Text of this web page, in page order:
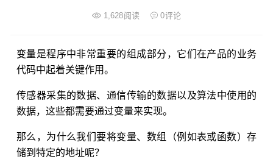
1,628阅读 0评论
变量是程序中非常重要的组成部分，它们在产品的业务
代码中起着关键作用。
传感器采集的数据、通信传输的数据以及算法中使用的
数据，这些都需要通过变量来实现。
那么，为什么我们要将变量、数组（例如表或函数）存
储到特定的地址呢？